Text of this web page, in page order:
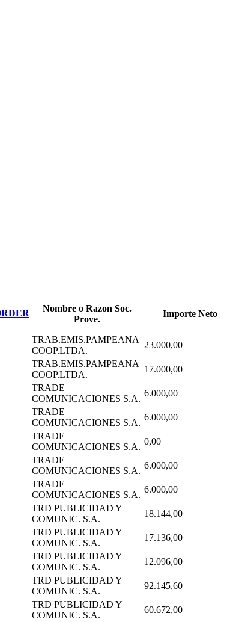
Nombre o Razon Soc.
Prove.
Importe Neto
TRAB.EMIS.PAMPEANA
COOP.LTDA.
23.000,00
TRAB.EMIS.PAMPEANA
COOP.LTDA.
17.000,00
TRADE
COMUNICACIONES S.A.
6.000,00
TRADE
COMUNICACIONES S.A.
6.000,00
TRADE
COMUNICACIONES S.A.
0,00
TRADE
COMUNICACIONES S.A.
6.000,00
TRADE
COMUNICACIONES S.A.
6.000,00
TRD PUBLICIDAD Y
COMUNIC. S.A.
18.144,00
TRD PUBLICIDAD Y
COMUNIC. S.A.
17.136,00
TRD PUBLICIDAD Y
COMUNIC. S.A.
12.096,00
TRD PUBLICIDAD Y
COMUNIC. S.A.
92.145,60
TRD PUBLICIDAD Y
COMUNIC. S.A.
60.672,00